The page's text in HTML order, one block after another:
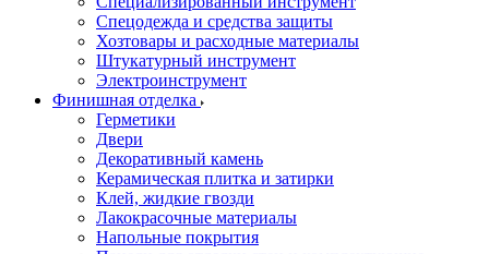
Спецодежда и средства защиты
Хозтовары и расходные материалы
Штукатурный инструмент
Электроинструмент
Финишная отделка
Герметики
Двери
Декоративный камень
Керамическая плитка и затирки
Клей, жидкие гвозди
Лакокрасочные материалы
Напольные покрытия